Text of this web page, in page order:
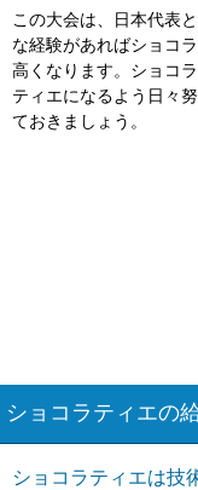
この大会は、日本代表
な経験があればショコ
高くなります。ショコ
ティエになるよう日々
ておきましょう。
ショコラティエの
ショコラティエは技